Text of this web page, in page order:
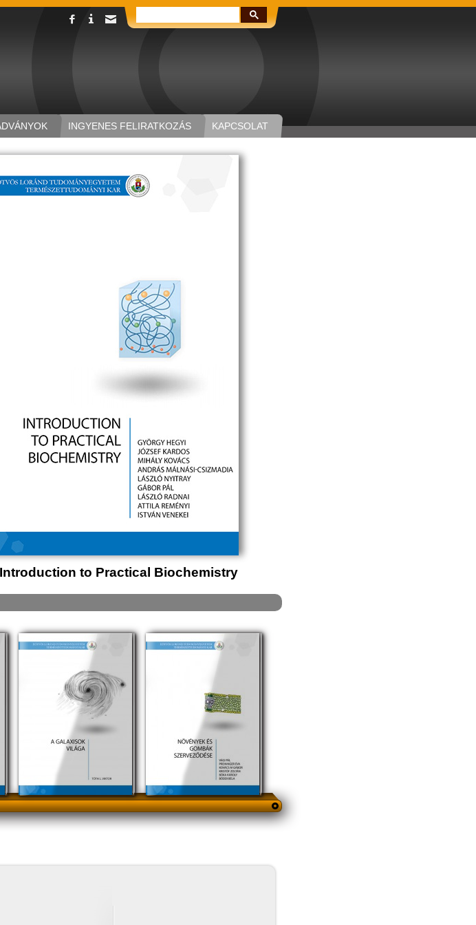
KAPCSOLAT
INGYENES FELIRATKOZÁS
Introduction to Practical Biochemistry